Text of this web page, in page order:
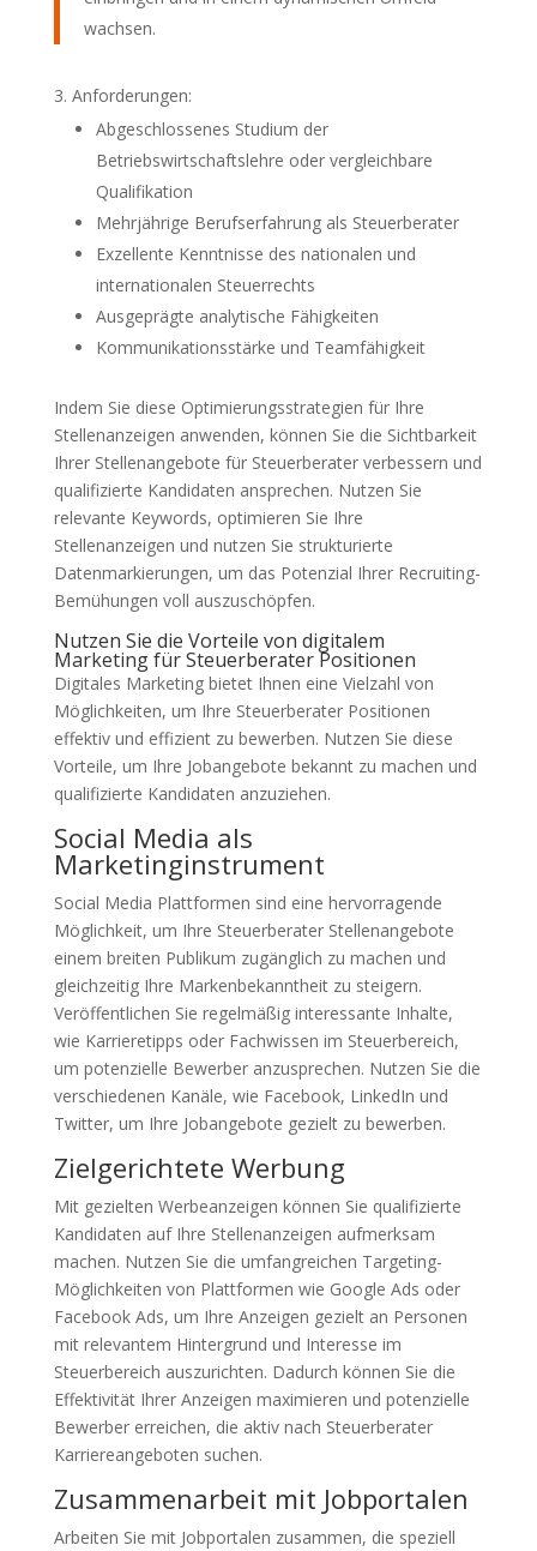
wachsen.
Anforderungen:
Abgeschlossenes Studium der
Betriebswirtschaftslehre oder vergleichbare
Qualifikation
Mehrjährige Berufserfahrung als Steuerberater
Exzellente Kenntnisse des nationalen und
internationalen Steuerrechts
Ausgeprägte analytische Fähigkeiten
Kommunikationsstärke und Teamfähigkeit
Indem Sie diese Optimierungsstrategien für Ihre
Stellenanzeigen anwenden, können Sie die Sichtbarkeit
Ihrer Stellenangebote für Steuerberater verbessern und
qualifizierte Kandidaten ansprechen. Nutzen Sie
relevante Keywords, optimieren Sie Ihre
Stellenanzeigen und nutzen Sie strukturierte
Datenmarkierungen, um das Potenzial Ihrer Recruiting-
Bemühungen voll auszuschöpfen.
Nutzen Sie die Vorteile von digitalem
Marketing für Steuerberater Positionen
Digitales Marketing bietet Ihnen eine Vielzahl von
Möglichkeiten, um Ihre Steuerberater Positionen
effektiv und effizient zu bewerben. Nutzen Sie diese
Vorteile, um Ihre Jobangebote bekannt zu machen und
qualifizierte Kandidaten anzuziehen.
Social Media als
Marketinginstrument
Social Media Plattformen sind eine hervorragende
Möglichkeit, um Ihre Steuerberater Stellenangebote
einem breiten Publikum zugänglich zu machen und
gleichzeitig Ihre Markenbekanntheit zu steigern.
Veröffentlichen Sie regelmäßig interessante Inhalte,
wie Karrieretipps oder Fachwissen im Steuerbereich,
um potenzielle Bewerber anzusprechen. Nutzen Sie die
verschiedenen Kanäle, wie Facebook, LinkedIn und
Twitter, um Ihre Jobangebote gezielt zu bewerben.
Zielgerichtete Werbung
Mit gezielten Werbeanzeigen können Sie qualifizierte
Kandidaten auf Ihre Stellenanzeigen aufmerksam
machen. Nutzen Sie die umfangreichen Targeting-
Möglichkeiten von Plattformen wie Google Ads oder
Facebook Ads, um Ihre Anzeigen gezielt an Personen
mit relevantem Hintergrund und Interesse im
Steuerbereich auszurichten. Dadurch können Sie die
Effektivität Ihrer Anzeigen maximieren und potenzielle
Bewerber erreichen, die aktiv nach Steuerberater
Karriereangeboten suchen.
Zusammenarbeit mit Jobportalen
Arbeiten Sie mit Jobportalen zusammen, die speziell